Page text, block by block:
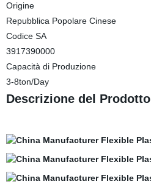
Origine
Repubblica Popolare Cinese
Codice SA
3917390000
Capacità di Produzione
3-8ton/Day
Descrizione del Prodotto